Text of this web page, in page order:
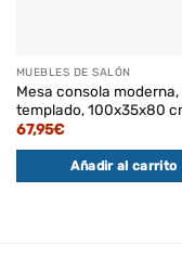
MUEBLES DE SALÓN
Mesa consola
templado, 100x35x80
67,95€
Añadir al carrito